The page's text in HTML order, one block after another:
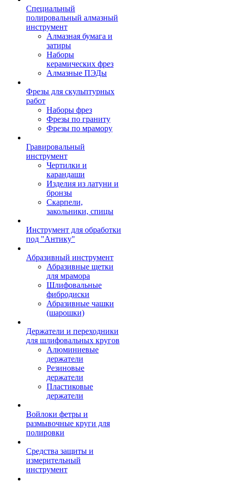
Специальный
полировальный алмазный
инструмент
Алмазная бумага и
затиры
Наборы
керамических фрез
Алмазные ПЭДы
Фрезы для скульптурных
работ
Наборы фрез
Фрезы по граниту
Фрезы по мрамору
Гравировальный
инструмент
Чертилки и
карандаши
Изделия из латуни и
бронзы
Скарпели,
закольники, спицы
Инструмент для обработки
под "Антику"
Абразивный инструмент
Абразивные щетки
для мрамора
Шлифовальные
фибродиски
Абразивные чашки
(шарошки)
Держатели и переходники
для шлифовальных кругов
Алюминиевые
держатели
Резиновые
держатели
Пластиковые
держатели
Войлоки фетры и
размывочные круги для
полировки
Средства защиты и
измерительный
инструмент